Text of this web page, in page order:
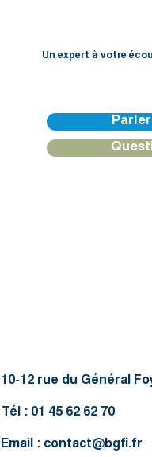
Un expert à votre
10-12 rue du Général
Tél : 01 45 62 62 70
Email : contact@bgfi.fr